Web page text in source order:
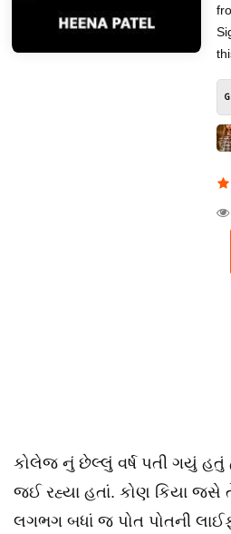
કોલેજ નું છેલ્લું વર્ષ પતી ગયું હતું
જઈ રહ્યા હતાં. કોણ કિયા
લગભગ બધાં જ પોત પોતની